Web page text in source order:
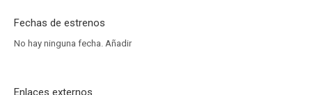
Fechas de estrenos
No hay ninguna fecha. Añadir
Enlaces externos